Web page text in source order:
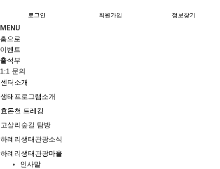
로그인 회원가입 정보찾기
MENU
홈으로
이벤트
출석부
1:1 문의
센터소개
생태프로그램소개
효돈천 트레킹
고살리숲길 탐방
하례리생태관광소식
하례리생태관광마을
인사말